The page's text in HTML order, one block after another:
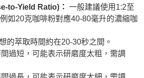
to-Yield Ratio)： 一般建議使用1:2至
如20克咖啡粉對應40-80毫升的濃縮咖
的萃取時間約在20-30秒之間。
過短，可能表示研磨度太粗，需調